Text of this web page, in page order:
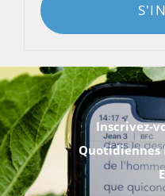
Inscrivez-
Quotidiennes